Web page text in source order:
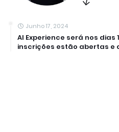
Junho 17, 2024
AI Experience será nos dias
inscrições estão abertas e